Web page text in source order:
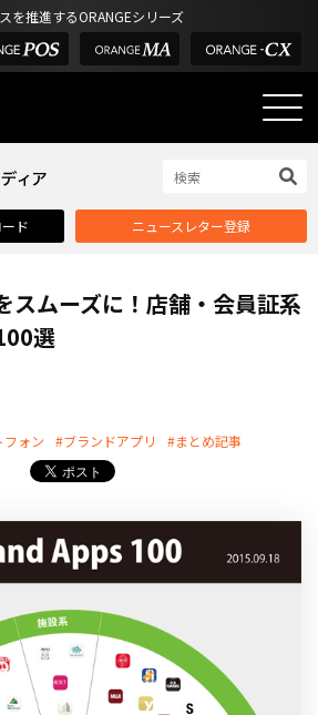
を推進するORANGEシリーズ
EC
ドなど
ド ニュースレター登録
スムーズに！店舗・会員証系
選
ォン #ブランドアプリ #まとめ記事